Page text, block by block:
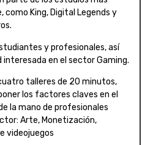
King, Digital Legends y
y profesionales, así
en el sector Gaming.
talleres de 20 minutos,
los factores claves en el
la mano de profesionales
Arte, Monetización,
videojuegos